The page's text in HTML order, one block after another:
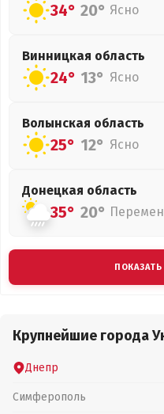
34° 20° Ясно
Винницкая область
24° 13° Ясно
Волынская область
25° 12° Ясно
Донецкая область
35° 20°
Крупнейшие города
Днепр
Симферополь